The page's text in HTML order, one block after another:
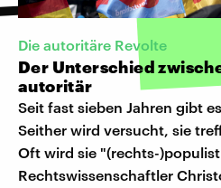
Die autoritäre Revolte
Der Unterschied
autoritär
Seit fast sieben Jahren gibt
Seither wird versucht, sie
Oft wird sie "(rechts-
Rechtswissenschaftler